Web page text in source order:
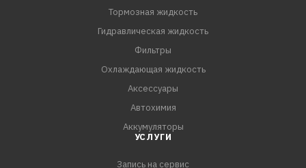
Тормозная жидкость
Гидравлическая жидкость
Фильтры
Охлаждающая жидкость
Аксессуары
Автохимия
Аккумуляторы
УСЛУГИ
Запись на сервис